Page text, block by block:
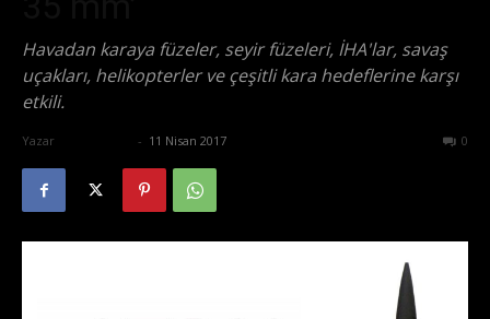
Havadan karaya füzeler, seyir füzeleri, İHA'lar, savaş
uçakları, helikopterler ve çeşitli kara hedeflerine karşı
etkili.
Yazar - 11 Nisan 2017 0